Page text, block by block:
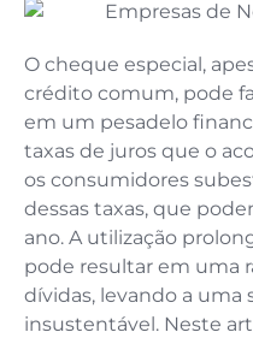
O cheque especial,
crédito comum, pode
em um pesadelo
taxas de juros que o
os consumidores
dessas taxas, que
ano. A utilização
pode resultar em uma
dívidas, levando a uma
insustentável. Neste